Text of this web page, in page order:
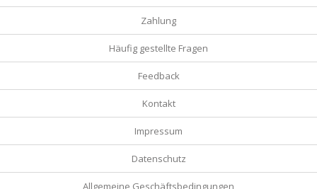
Zahlung
Häufig gestellte Fragen
Feedback
Kontakt
Impressum
Datenschutz
Allgemeine Geschäftsbedingungen